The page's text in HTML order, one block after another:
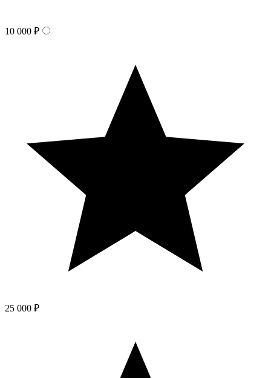
10 000 ₽
25 000 ₽